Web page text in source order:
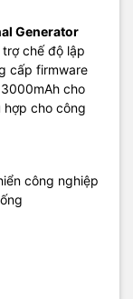
Generator
chế độ lập
cấp firmware
cho
hợp cho công
công nghiệp